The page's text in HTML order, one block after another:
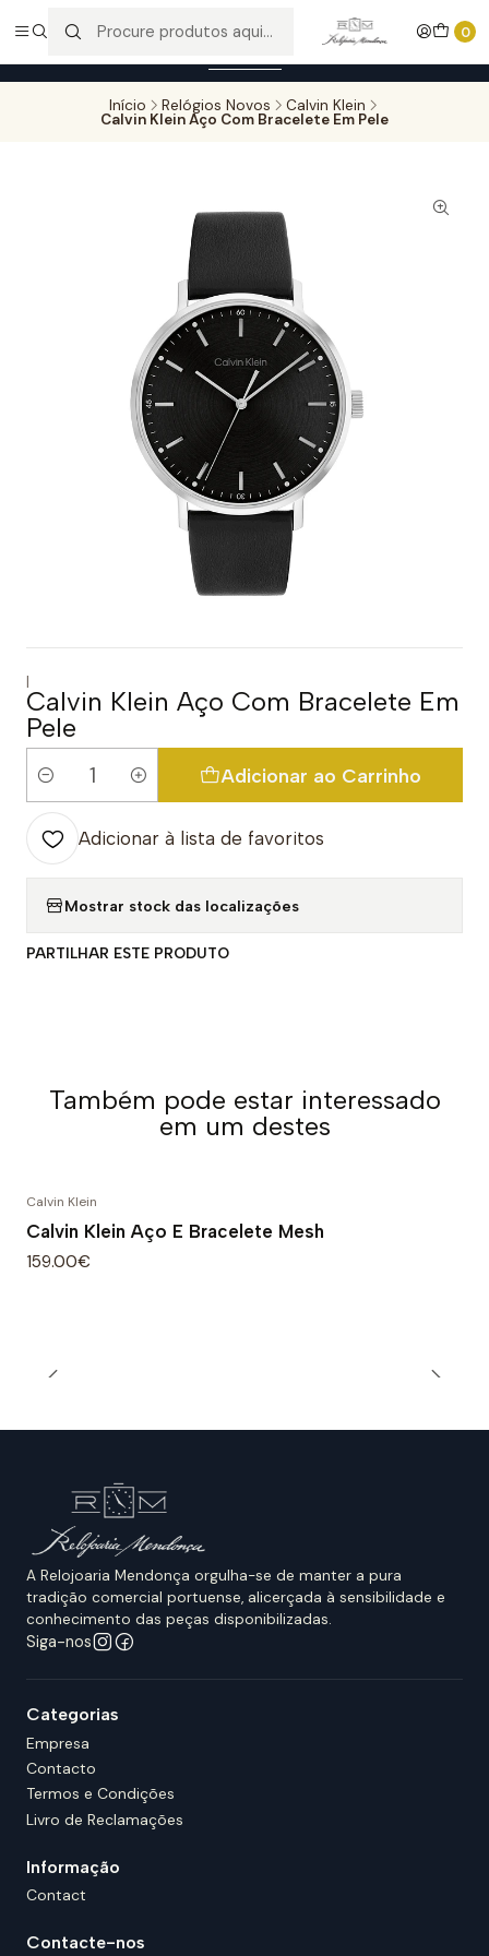
0
Entregas gratuitas para compras superiores a 100,00€ - Todas as
encomendas serão sujeitas a confirmação de stock.
Início Relógios Novos Calvin Klein
Calvin Klein Aço Com Bracelete Em Pele
|
Calvin Klein Aço Com Bracelete Em
Pele
Quantidade
Adicionar ao Carrinho
Adicionar à lista de favoritos
Mostrar stock das localizações
PARTILHAR ESTE PRODUTO
Também pode estar interessado
em um destes
Calvin Klein
Calvin Klein Aço E Bracelete Mesh
159.00€
A Relojoaria Mendonça orgulha-se de manter a pura
tradição comercial portuense, alicerçada à sensibilidade e
conhecimento das peças disponibilizadas.
Siga-nos
Categorias
Empresa
Contacto
Termos e Condições
Livro de Reclamações
Informação
Contact
Contacte-nos